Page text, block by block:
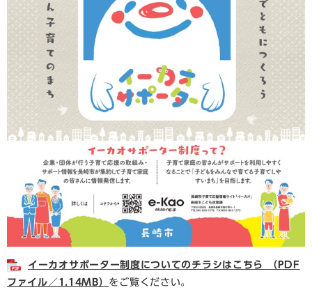
イーカオサポーター制度についてのチラシはこちら （PDF
ファイル／1.14MB） をご覧ください。